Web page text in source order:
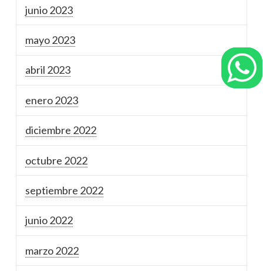
junio 2023
mayo 2023
abril 2023
enero 2023
diciembre 2022
octubre 2022
septiembre 2022
junio 2022
marzo 2022